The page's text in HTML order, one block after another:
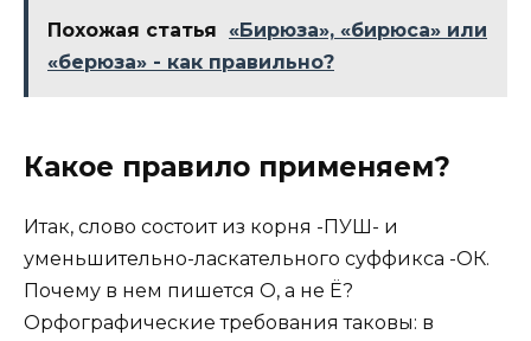
Похожая статья
«Бирюза», «бирюса» или
«берюза» - как правильно?
Какое правило применяем?
Итак, слово состоит из корня -ПУШ- и
уменьшительно-ласкательного суффикса -ОК.
Почему в нем пишется О, а не Ё?
Орфографические требования таковы: в